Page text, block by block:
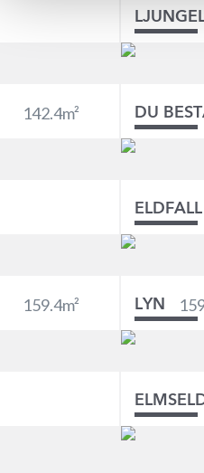
142.4m² DU
ELDFALL
159.4m² LYN